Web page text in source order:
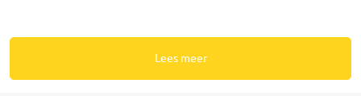
Lees meer